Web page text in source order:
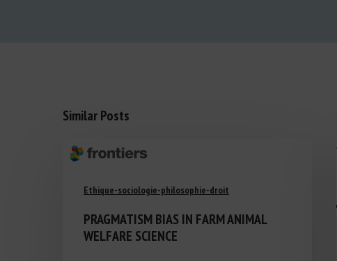
Similar Posts
Ethique-sociologie-philosophie-droit
PRAGMATISM BIAS IN FARM ANIMAL
WELFARE SCIENCE